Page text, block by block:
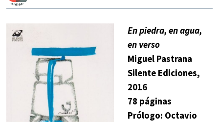
En piedra, en agua,
en verso
Miguel Pastrana
Silente Ediciones,
2016
78 páginas
Prólogo: Octavio